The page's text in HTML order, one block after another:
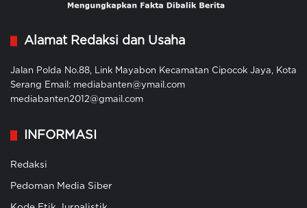
Alamat Redaksi dan Usaha
Jalan Polda No.88, Link Mayabon Kecamatan Cipocok Jaya, Kota
Serang Email: mediabanten@ymail.com
mediabanten2012@gmail.com
INFORMASI
Redaksi
Pedoman Media Siber